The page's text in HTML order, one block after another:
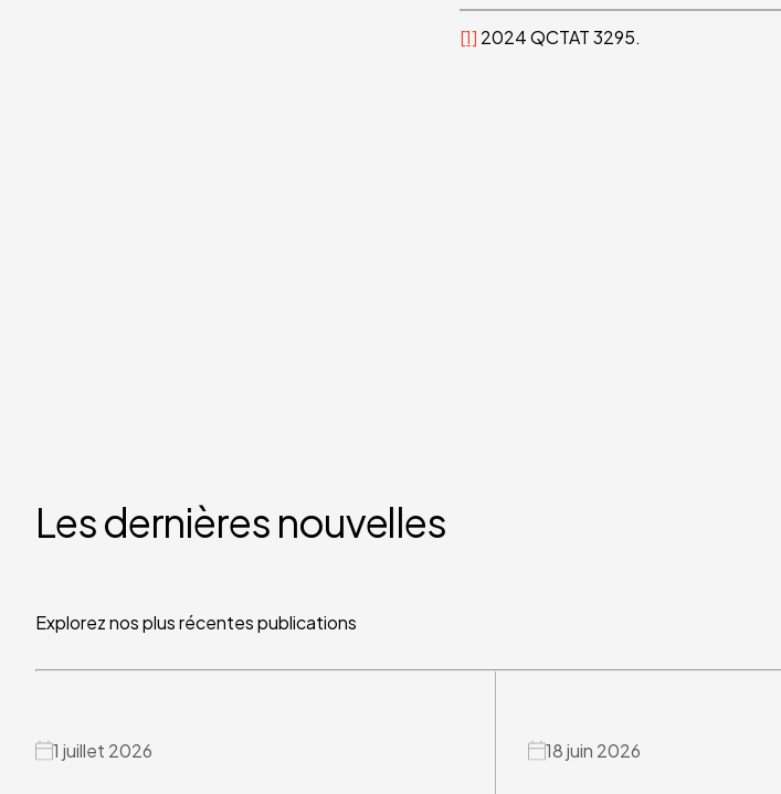
[1] 2024 QCTAT 3295.
Les dernières nouvelles
Explorez nos plus récentes publications
1 juillet 2026 18 juin 2026